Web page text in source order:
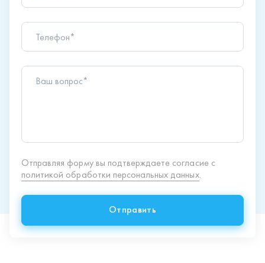
Телефон*
Ваш вопрос*
Отправляя форму вы подтверждаете согласие с
политикой обработки персональных данных